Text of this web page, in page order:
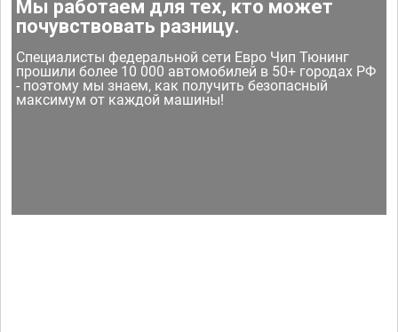
Мы работаем для тех, кто может
почувствовать разницу.
Специалисты федеральной сети Евро Чип Тюнинг
прошили более 10 000 автомобилей в 50+ городах РФ
- поэтому мы знаем, как получить безопасный
максимум от каждой машины!